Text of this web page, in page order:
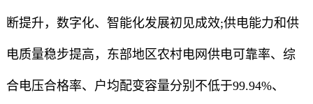
断提升，数字化、智能化发展初见成效;供电能力和供
电质量稳步提高，东部地区农村电网供电可靠率、综
合电压合格率、户均配变容量分别不低于99.94%、